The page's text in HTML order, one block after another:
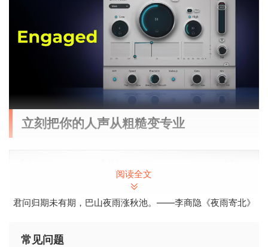
立刻把你的人声从粗糙变专业
阅读全文
君问归期未有期，巴山夜雨涨秋池。——李商隐《夜雨寄北》
常见问题